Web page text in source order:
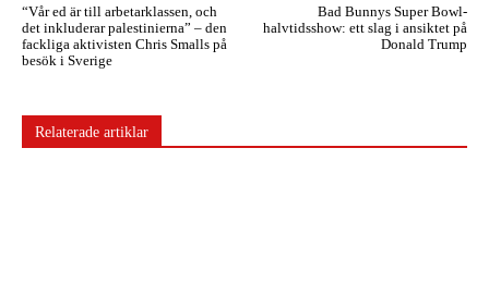
“Vår ed är till arbetarklassen, och
det inkluderar palestinierna” – den
fackliga aktivisten Chris Smalls på
besök i Sverige
Bad Bunnys Super Bowl-
halvtidsshow: ett slag i ansiktet på
Donald Trump
Relaterade artiklar